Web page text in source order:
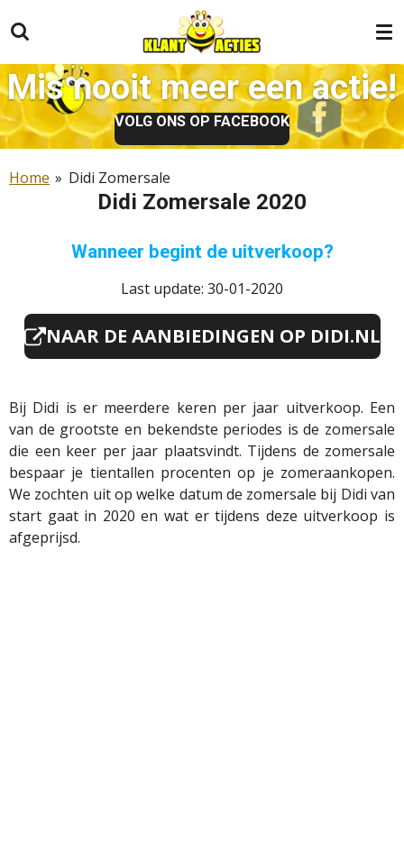
direct
naar
de
hoofdinhoud
Mis nooit meer een actie!
VOLG ONS OP FACEBOOK
Home » Didi Zomersale
Didi Zomersale 2020
Wanneer begint de uitverkoop?
Last update: 30-01-2020
NAAR DE AANBIEDINGEN OP DIDI.NL
Bij Didi is er meerdere keren per jaar uitverkoop. Een
van de grootste en bekendste periodes is de zomersale
die een keer per jaar plaatsvindt. Tijdens de zomersale
bespaar je tientallen procenten op je zomeraankopen.
We zochten uit op welke datum de zomersale bij Didi van
start gaat in 2020 en wat er tijdens deze uitverkoop is
afgeprijsd.